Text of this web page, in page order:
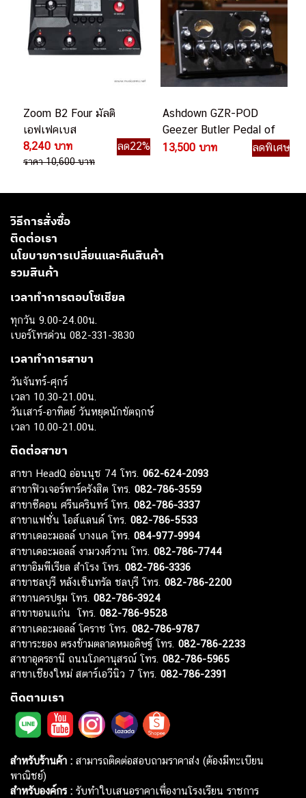
Zoom B2 Four มัลติ
เอฟเฟคเบส
8,240 บาท
ลด22%
ราคา 10,600 บาท
Ashdown GZR-POD
Geezer Butler Pedal of
Doom เอฟเฟคเบส
13,500 บาท ลดพิเศษ
วิธีการสั่งซื้อ
ติดต่อเรา
นโยบายการเปลี่ยนและคืนสินค้า
รวมสินค้า
เวลาทำการตอบโซเชียล
ทุกวัน 9.00-24.00น.
เบอร์โทรด่วน 082-331-3830
เวลาทำการสาขา
วันจันทร์-ศุกร์
เวลา 10.30-21.00น.
วันเสาร์-อาทิตย์ วันหยุดนักขัตฤกษ์
เวลา 10.00-21.00น.
ติดต่อสาขา
สาขา HeadQ อ่อนนุช 74 โทร. 062-624-2093
สาขาฟิวเจอร์พาร์ครังสิต โทร. 082-786-3559
สาขาซีคอน ศรีนครินทร์ โทร. 082-786-3337
สาขาแฟชั่น ไอส์แลนด์ โทร. 082-786-5533
สาขาเดอะมอลล์ บางแค โทร. 084-977-9994
สาขาเดอะมอลล์ งามวงศ์วาน โทร. 082-786-7744
สาขาอิมพีเรียล สำโรง โทร. 082-786-3336
สาขาชลบุรี หลังเซ็นทรัล ชลบุรี โทร. 082-786-2200
สาขานครปฐม โทร. 082-786-3924
สาขาขอนแก่น โทร. 082-786-9528
สาขาเดอะมอลล์ โคราช โทร. 082-786-9787
สาขาระยอง ตรงข้ามตลาดหมอดิษฐ์ โทร. 082-786-2233
สาขาอุดรธานี ถนนโภคานุสรณ์ โทร. 082-786-5965
สาขาเชียงใหม่ สตาร์เอวีนิว 7 โทร. 082-786-2391
ติดตามเรา
สำหรับร้านค้า : สามารถติดต่อสอบถามราคาส่ง (ต้องมีทะเบียน
พาณิชย์)
สำหรับองค์กร : รับทำใบเสนอราคาเพื่องานโรงเรียน ราชการ